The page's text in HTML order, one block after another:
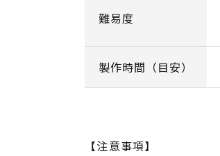
難易度
製作時間（目安）
【注意事項】